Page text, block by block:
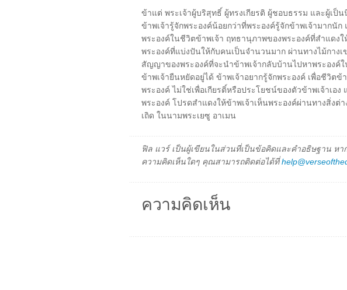
ข้าแต่ พระเจ้าผู้บริสุทธิ์ ผู้ทรงเกียรติ ผู้ชอบธรรม และผู้เป็
ข้าพเจ้ารู้จักพระองค์น้อยกว่าที่พระองค์รู้จักข้าพเจ้ามากนั
พระองค์ในชีวิตข้าพเจ้า ฤทธานุภาพของพระองค์ที่สำแดง
พระองค์ที่แบ่งปันให้กับคนเป็นจำนวนมาก ผ่านทางไม้กาง
สัญญาของพระองค์ที่จะนำข้าพเจ้ากลับบ้านไปหาพระองค์
ข้าพเจ้ายืนหยัดอยู่ได้ ข้าพเจ้าอยากรู้จักพระองค์ เพื่อชีวิตข้
พระองค์ ไม่ใช่เพื่อเกียรติ์หรือประโยชน์ของตัวข้าพเจ้าเอง
พระองค์ โปรดสำแดงให้ข้าพเจ้าเห็นพระองค์ผ่านทางสิ่งต่
เถิด ในนามพระเยซู อาเมน
ฟิล แวร์ เป็นผู้เขียนในส่วนที่เป็นข้อคิดและคำอธิษฐาน หา
ความคิดเห็นใดๆ คุณสามารถติดต่อได้ที่
ความคิดเห็น